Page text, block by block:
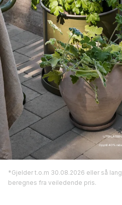
UTEPLASSEN
Opptil 40%
*Gjelder t.o.m 30.08.2026 eller så
beregnes fra veiledende pris.